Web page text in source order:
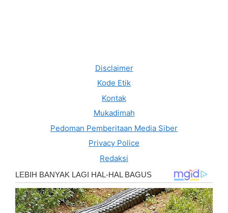
Disclaimer
Kode Etik
Kontak
Mukadimah
Pedoman Pemberitaan Media Siber
Privacy Police
Redaksi